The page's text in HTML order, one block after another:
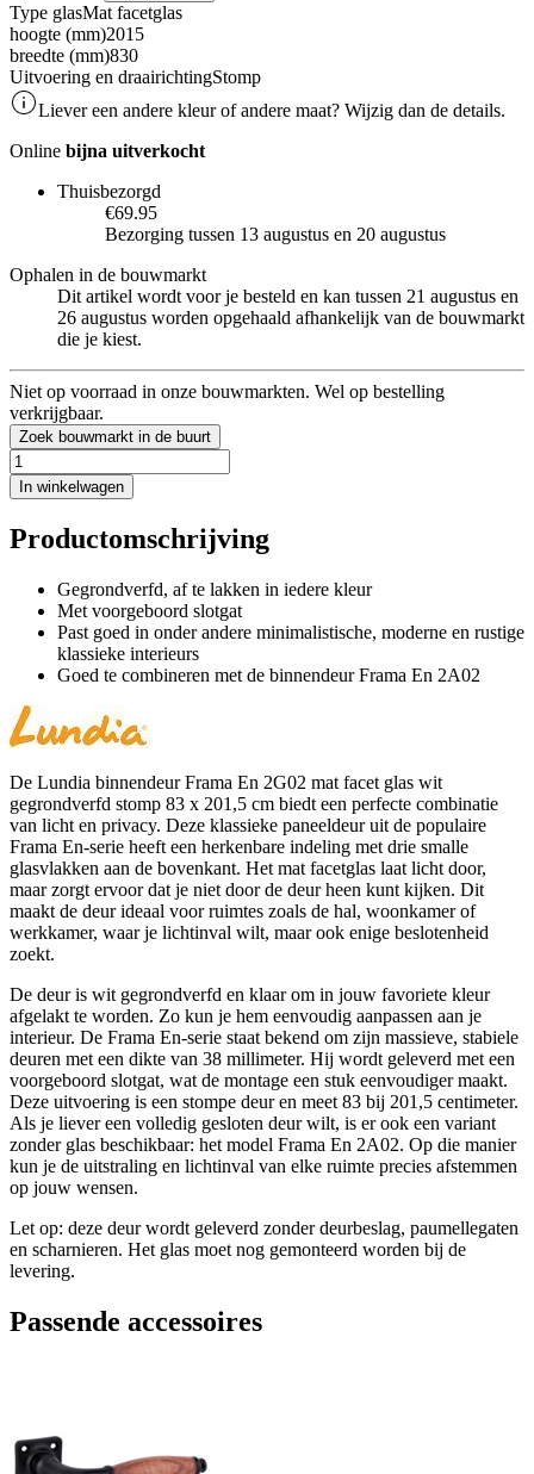
Type glasMat facetglas
hoogte (mm)2015
breedte (mm)830
Uitvoering en draairichtingStomp
Liever een andere kleur of andere maat? Wijzig dan de details.
Online bijna uitverkocht
Thuisbezorgd
€69.95
Bezorging tussen 13 augustus en 20 augustus
Ophalen in de bouwmarkt
Dit artikel wordt voor je besteld en kan tussen 21 augustus en
26 augustus worden opgehaald afhankelijk van de bouwmarkt
die je kiest.
Niet op voorraad in onze bouwmarkten. Wel op bestelling
verkrijgbaar.
Zoek bouwmarkt in de buurt
In winkelwagen
Productomschrijving
Gegrondverfd, af te lakken in iedere kleur
Met voorgeboord slotgat
Past goed in onder andere minimalistische, moderne en rustige
klassieke interieurs
Goed te combineren met de binnendeur Frama En 2A02
De Lundia binnendeur Frama En 2G02 mat facet glas wit
gegrondverfd stomp 83 x 201,5 cm biedt een perfecte combinatie
van licht en privacy. Deze klassieke paneeldeur uit de populaire
Frama En-serie heeft een herkenbare indeling met drie smalle
glasvlakken aan de bovenkant. Het mat facetglas laat licht door,
maar zorgt ervoor dat je niet door de deur heen kunt kijken. Dit
maakt de deur ideaal voor ruimtes zoals de hal, woonkamer of
werkkamer, waar je lichtinval wilt, maar ook enige beslotenheid
zoekt.
De deur is wit gegrondverfd en klaar om in jouw favoriete kleur
afgelakt te worden. Zo kun je hem eenvoudig aanpassen aan je
interieur. De Frama En-serie staat bekend om zijn massieve, stabiele
deuren met een dikte van 38 millimeter. Hij wordt geleverd met een
voorgeboord slotgat, wat de montage een stuk eenvoudiger maakt.
Deze uitvoering is een stompe deur en meet 83 bij 201,5 centimeter.
Als je liever een volledig gesloten deur wilt, is er ook een variant
zonder glas beschikbaar: het model Frama En 2A02. Op die manier
kun je de uitstraling en lichtinval van elke ruimte precies afstemmen
op jouw wensen.
Let op: deze deur wordt geleverd zonder deurbeslag, paumellegaten
en scharnieren. Het glas moet nog gemonteerd worden bij de
levering.
Passende accessoires